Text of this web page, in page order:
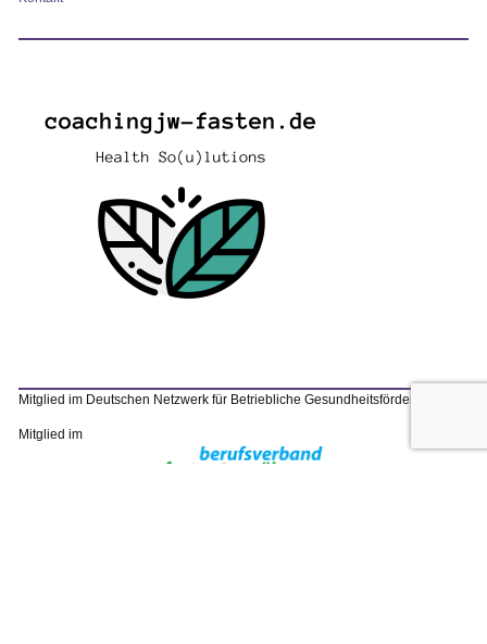
Mitglied im Deutschen Netzwerk für Betriebliche Gesundheitsförderung
Mitglied im
FREE CONTACT